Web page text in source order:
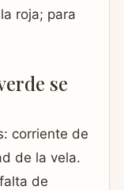
roja; para
se
corriente de
de la vela.
de